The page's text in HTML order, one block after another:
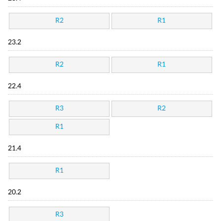
R2 R1
23.2
R2 R1
22.4
R3 R2
R1
21.4
R1
20.2
R3